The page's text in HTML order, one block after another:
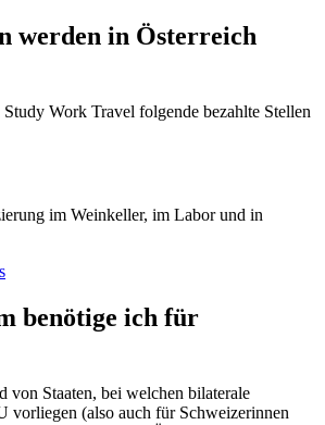
werden in Österreich
Work Travel folgende bezahlte Stellen
im Weinkeller, im Labor und in
benötige ich für
von Staaten, bei welchen bilaterale
vorliegen (also auch für Schweizerinnen